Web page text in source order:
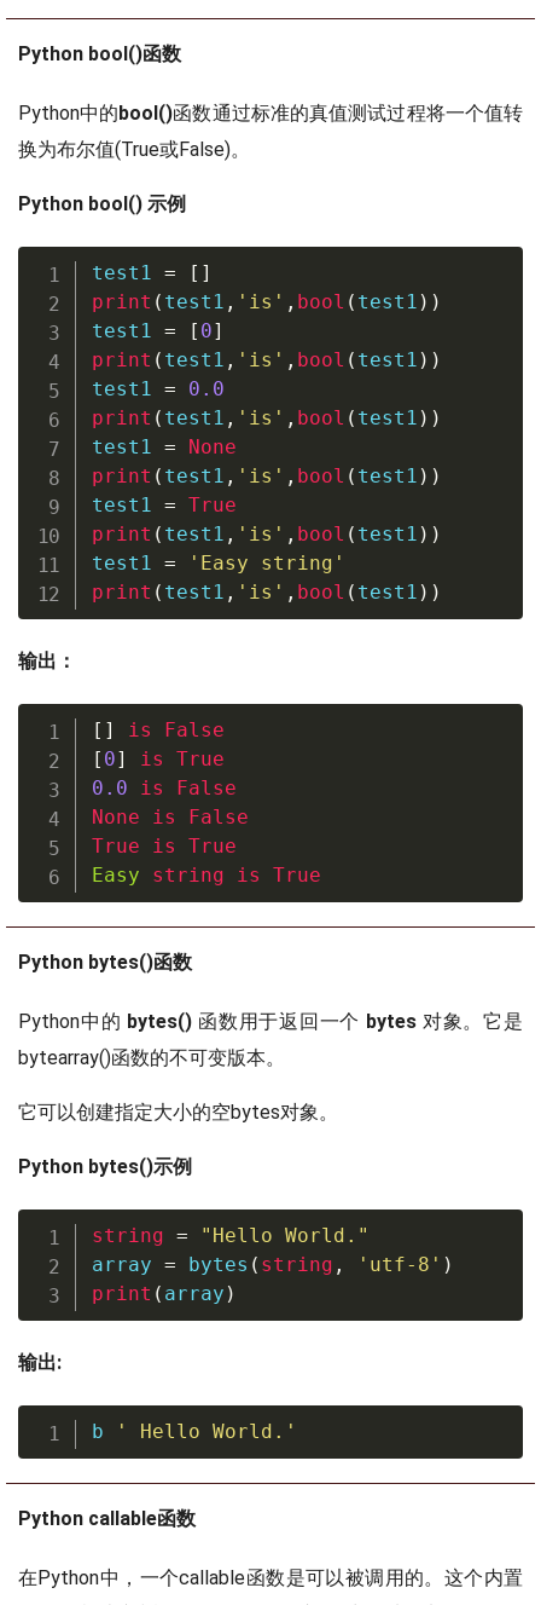
Python bool()函数
Python中的bool()函数通过标准的真值测试过程将一个值转
换为布尔值(True或False)。
Python bool() 示例
test1 = [ ]
print ( test1 , 'is' , bool ( test1 ) )
test1 = [ 0]
print ( test1 , 'is' , bool ( test1 ) )
test1 =
0.0
print ( test1 , 'is' , bool ( test1 ) )
test1 =
None
print ( test1 , 'is' , bool ( test1 ) )
test1 = True
print ( test1 , 'is' , bool ( test1 ) )
test1 =
'Easy string'
print ( test1 , 'is' , bool ( test1 ) )
输出：
[ ] is
False
[ 0] is
True
0.0
is
False
None
is
False
True
is
True
Easy
string is True
Python bytes()函数
Python中的 bytes() 函数用于返回一个 bytes 对象。它是
bytearray()函数的不可变版本。
它可以创建指定大小的空bytes对象。
Python bytes()示例
string =
"Hello World."
array = bytes ( string , 'utf-8' )
print ( array )
输出:
b ' Hello World.'
Python callable函数
在Python中，一个callable函数是可以被调用的。这个内置